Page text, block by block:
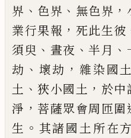
界 、 色界 、 無色界 ，
業行果報 ， 死此生彼
須臾 、 晝夜 、半月 、
劫 、 壞劫 ， 雜染國土
土 、狹小國土 ， 於中
淨 ， 菩薩眾會周匝圍
生 。 其諸國土所在